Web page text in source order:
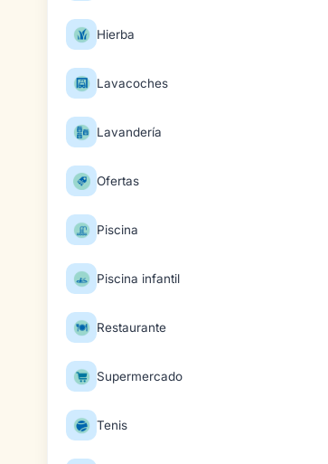
Hierba
Lavacoches
Lavandería
Ofertas
Piscina
Piscina infantil
Restaurante
Supermercado
Tenis